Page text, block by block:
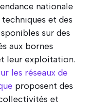
nationale
et des
sur des
aux bornes
leur exploitation.
les réseaux de
proposent des
et